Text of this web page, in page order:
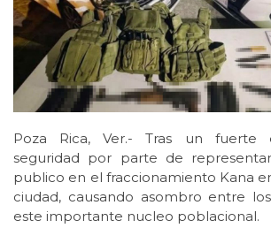
Poza Rica, Ver.- Tras un fuerte
seguridad por parte de
publico en el fraccionamiento Kana
ciudad, causando asombro entre
este importante nucleo poblacional.